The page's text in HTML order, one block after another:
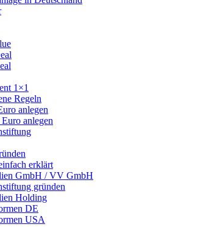
1×1
Regeln
anlegen
anlegen
erklärt
GmbH / VV GmbH
gründen
Holding
DE
USA